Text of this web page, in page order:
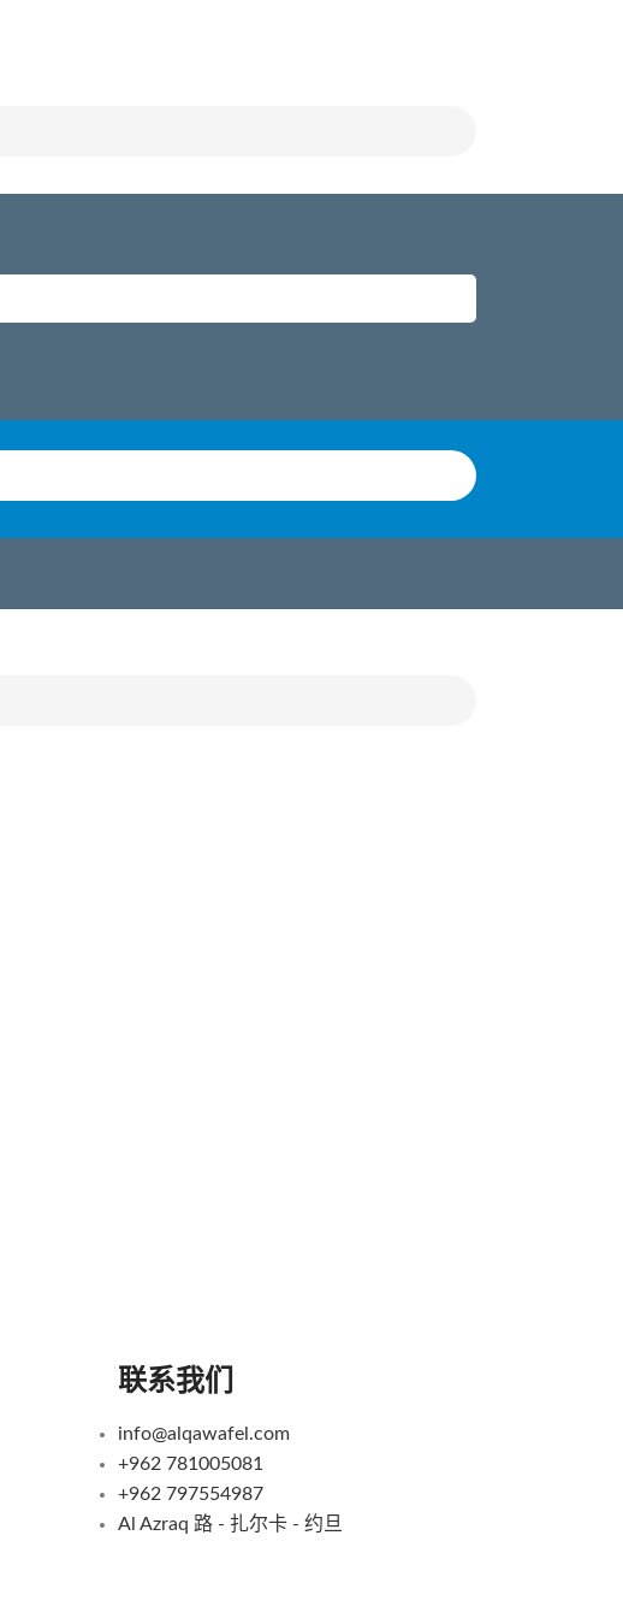
联系我们
info@alqawafel.com
+962 781005081
+962 797554987
Al Azraq 路 - 扎尔卡 - 约旦